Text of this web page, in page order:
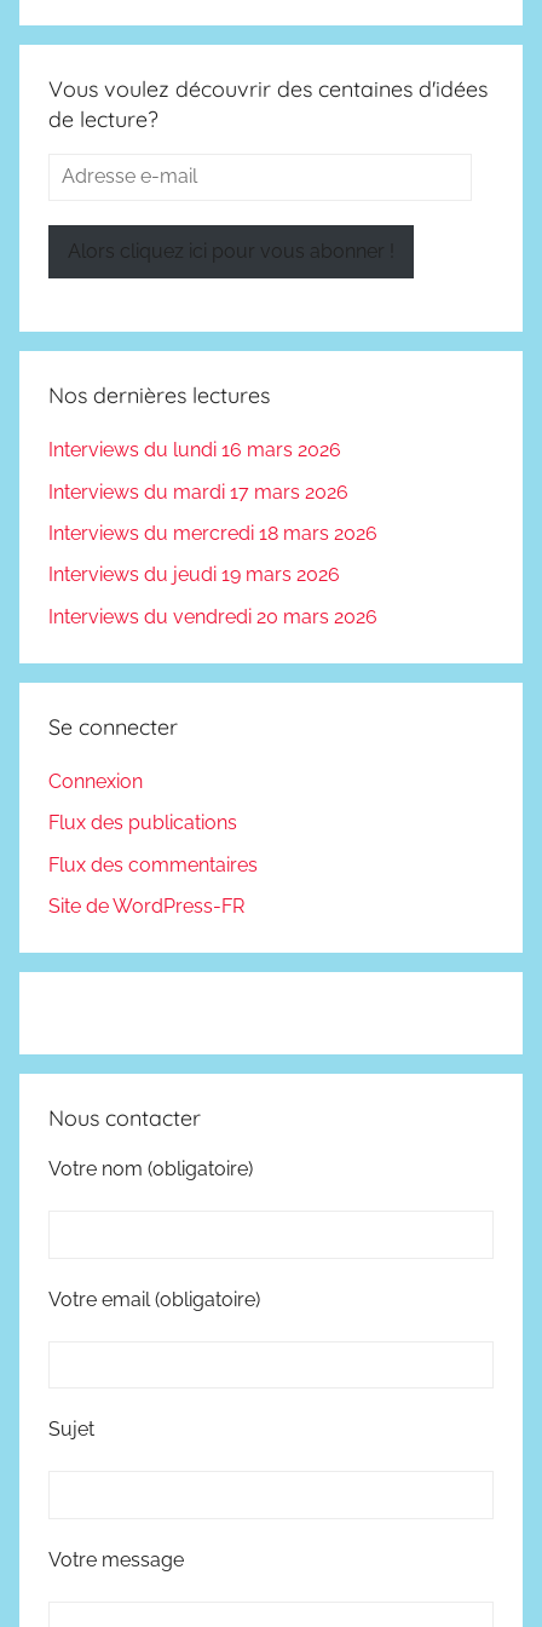
A
e
n
s
Vous voulez découvrir des centaines d'idées
de lecture?
Adresse
Alors cliquez ici pour vous abonner !
Nos dernières lectures
Interviews du lundi 16 mars 2026
Interviews du mardi 17 mars 2026
Interviews du mercredi 18 mars 2026
Interviews du jeudi 19 mars 2026
Interviews du vendredi 20 mars 2026
Se connecter
Connexion
Flux des publications
Flux des commentaires
Site de WordPress-FR
Nous contacter
Votre nom (obligatoire)
Votre email (obligatoire)
Sujet
Votre message